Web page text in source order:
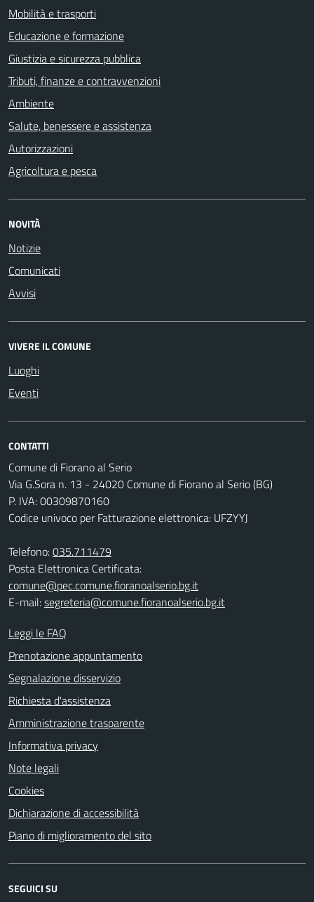
Mobilità e trasporti
Educazione e formazione
Giustizia e sicurezza pubblica
Tributi, finanze e contravvenzioni
Ambiente
Salute, benessere e assistenza
Autorizzazioni
Agricoltura e pesca
NOVITÀ
Notizie
Comunicati
Avvisi
VIVERE IL COMUNE
Luoghi
Eventi
CONTATTI
Comune di Fiorano al Serio
Via G.Sora n. 13 - 24020 Comune di Fiorano al Serio (BG)
P. IVA: 00309870160
Codice univoco per Fatturazione elettronica: UFZYYJ
Telefono:035.711479
Posta Elettronica Certificata:
comune@pec.comune.fioranoalserio.bg.it
E-mail:segreteria@comune.fioranoalserio.bg.it
Leggi le FAQ
Prenotazione appuntamento
Segnalazione disservizio
Richiesta d'assistenza
Amministrazione trasparente
Informativa privacy
Note legali
Cookies
Dichiarazione di accessibilità
Piano di miglioramento del sito
SEGUICI SU